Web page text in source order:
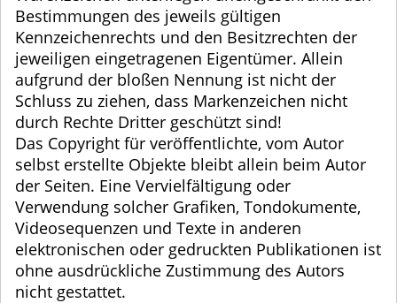
Bestimmungen des jeweils gültigen
Kennzeichenrechts und den Besitzrechten der
jeweiligen eingetragenen Eigentümer. Allein
aufgrund der bloßen Nennung ist nicht der
Schluss zu ziehen, dass Markenzeichen nicht
durch Rechte Dritter geschützt sind!
Das Copyright für veröffentlichte, vom Autor
selbst erstellte Objekte bleibt allein beim Autor
der Seiten. Eine Vervielfältigung oder
Verwendung solcher Grafiken, Tondokumente,
Videosequenzen und Texte in anderen
elektronischen oder gedruckten Publikationen ist
ohne ausdrückliche Zustimmung des Autors
nicht gestattet.